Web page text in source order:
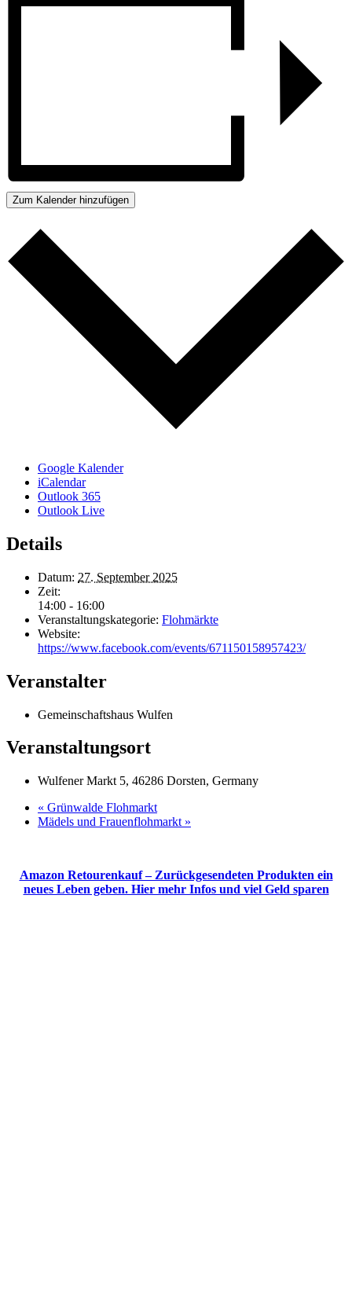
Zum Kalender hinzufügen
Google Kalender
iCalendar
Outlook 365
Outlook Live
Details
Datum: 27. September 2025
Zeit:
14:00 - 16:00
Veranstaltungskategorie: Flohmärkte
Website:
https://www.facebook.com/events/671150158957423/
Veranstalter
Gemeinschaftshaus Wulfen
Veranstaltungsort
Wulfener Markt 5, 46286 Dorsten, Germany
« Grünwalde Flohmarkt
Mädels und Frauenflohmarkt »
Amazon Retourenkauf – Zurückgesendeten Produkten ein
neues Leben geben. Hier mehr Infos und viel Geld sparen